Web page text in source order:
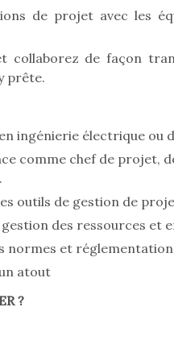
de projet avec les
collaborez de façon
prête.
ingénierie électrique ou
comme chef de projet,
outils de gestion de
des ressources et
normes et
atout
?